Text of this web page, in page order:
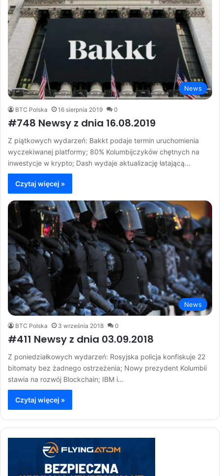
News
BTC Polska 16 sierpnia 2019 0
#748 Newsy z dnia 16.08.2019
Z piątkowych wydarzeń: Bakkt podaje termin uruchomienia
wyczekiwanej platformy; 80% Kolumbijczyków chętnych na
inwestycje w krypto; Dash wydaje aktualizację łatającą…
Czytaj więcej »
News
BTC Polska 3 września 2018 0
#411 Newsy z dnia 03.09.2018
Z poniedziałkowych wydarzeń: Rosyjska policja konfiskuje 22
bitomaty bez żadnego ostrzeżenia; Nowy prezydent Kolumbii
stawia na rozwój Blockchain; IBM i…
Czytaj więcej »